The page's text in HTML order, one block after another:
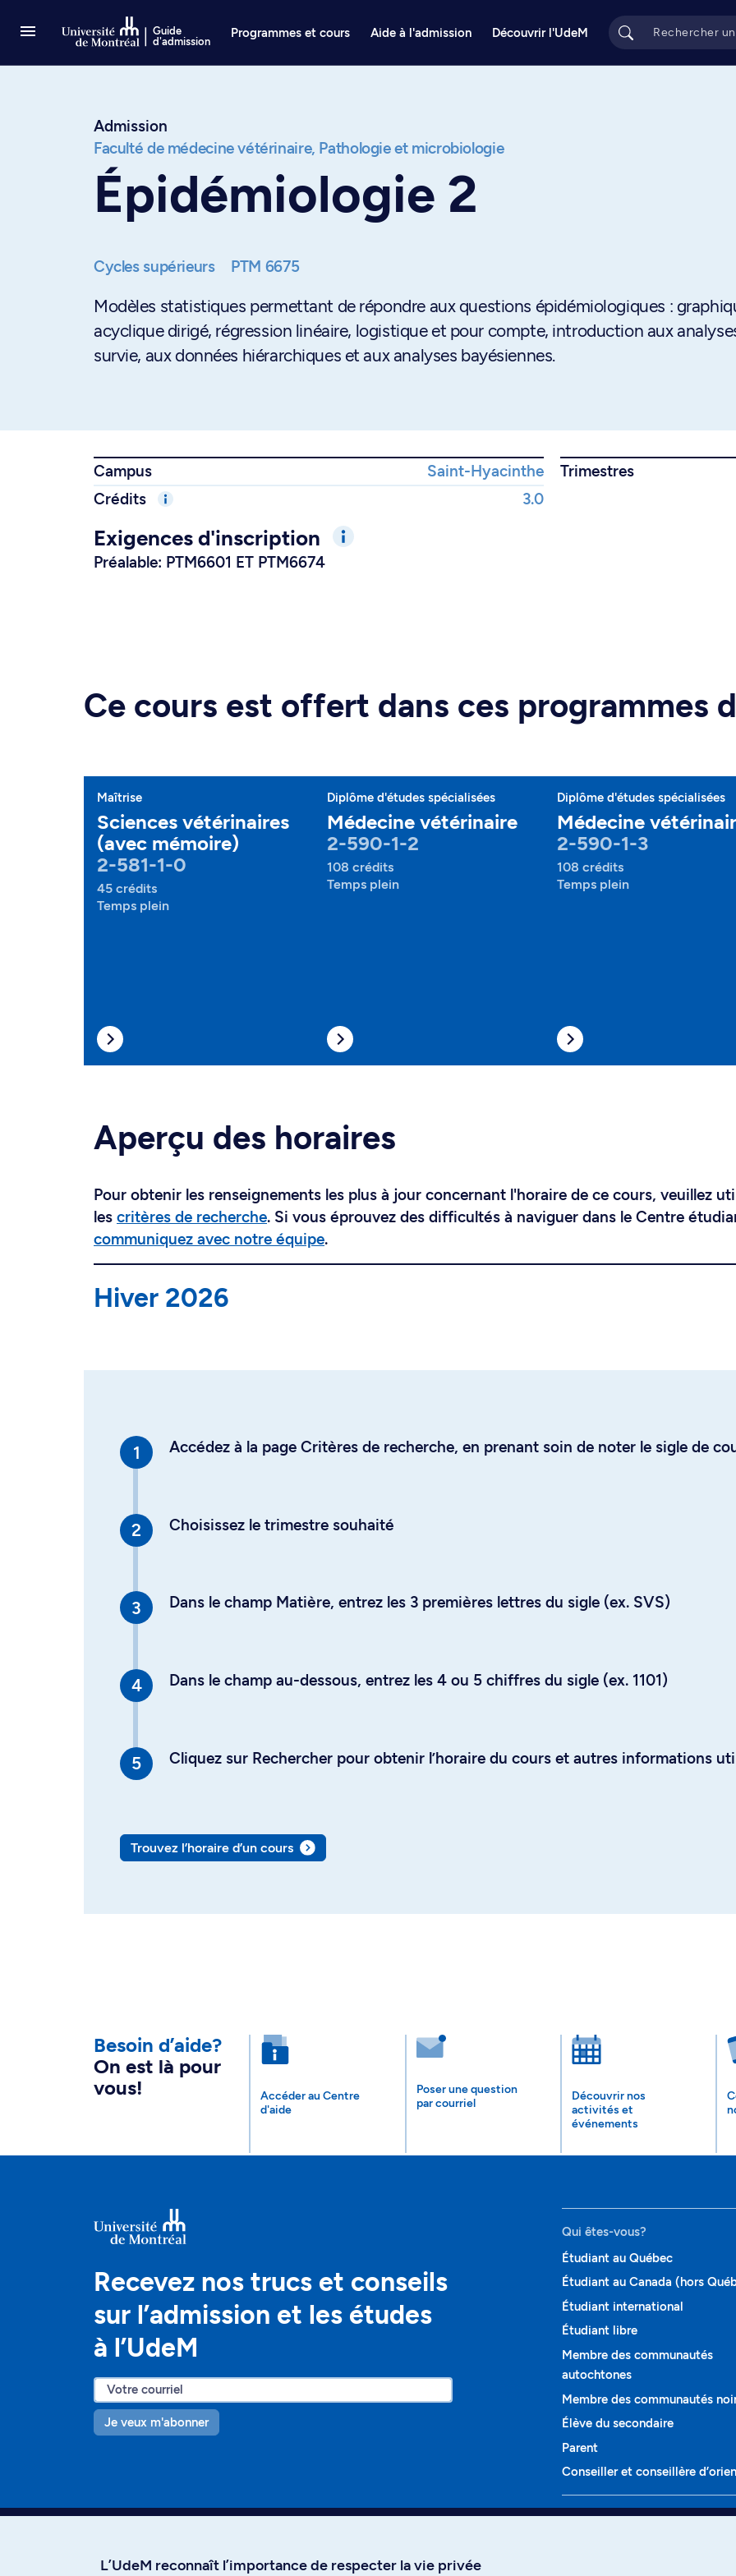
Guide
d'admission
Programmes et cours Aide à l'admission Découvrir l'UdeM
Admission
Faculté de médecine vétérinaire, Pathologie et microbiologie
Épidémiologie 2
Cycles supérieurs PTM 6675
Modèles statistiques permettant de répondre aux questions épidémiologiques :
acyclique dirigé, régression linéaire, logistique et pour compte, introduction aux
survie, aux données hiérarchiques et aux analyses bayésiennes.
Campus Saint-Hyacinthe
Trimestres
Crédits
3.0
Exigences d'inscription
Préalable: PTM6601 ET PTM6674
Ce cours est offert dans ces programmes
Maîtrise
Sciences vétérinaires
(avec mémoire)
2-581-1-0
45 crédits
Temps plein
Diplôme d'études spécialisées
Médecine vétérinaire
2-590-1-2
108 crédits
Temps plein
Diplôme d'études spécialisées
Médecine
2-590-1-3
108 crédits
Temps plein
Aperçu des horaires
Pour obtenir les renseignements les plus à jour concernant l'horaire de ce cours, veuillez
les critères de recherche. Si vous éprouvez des difficultés à naviguer dans le Centre
communiquez avec notre équipe.
Hiver 2026
Accédez à la page Critères de recherche, en prenant soin de noter le sigle de
Choisissez le trimestre souhaité
Dans le champ Matière, entrez les 3 premières lettres du sigle (ex. SVS)
Dans le champ au-dessous, entrez les 4 ou 5 chiffres du sigle (ex. 1101)
Cliquez sur Rechercher pour obtenir l’horaire du cours et autres informations
Trouvez l’horaire d’un cours
Besoin d’aide?
On est là pour
vous!
Accéder au Centre
d'aide
Poser une question
par courriel
Découvrir nos
activités et
événements
Recevez nos trucs et conseils
sur l’admission et les études
à l’UdeM
Je veux m'abonner
Qui êtes-vous?
Étudiant au Québec
Étudiant au Canada (hors
Étudiant international
Étudiant libre
Membre des communautés
autochtones
Membre des communautés
Élève du secondaire
Parent
Conseiller et conseillère
Programmes et cours
L’UdeM reconnaît l’importance de respecter la vie privée